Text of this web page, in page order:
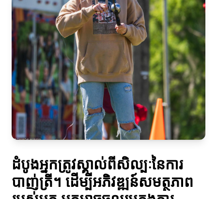
ដំបូងអ្នកត្រូវស្គាល់ពីសិល្បៈនៃការ
បាញ់ត្រី។ ដើម្បីអភិវឌ្ឍន៍សមត្ថភាព